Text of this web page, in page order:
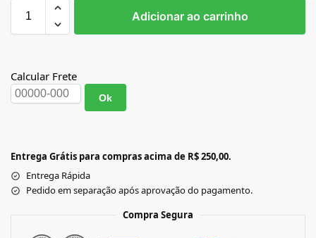
Adicionar ao carrinho
Calcular Frete
Ok
Entrega Grátis para compras acima de R$ 250,00.
Entrega Rápida
Pedido em separação após aprovação do pagamento.
Compra Segura